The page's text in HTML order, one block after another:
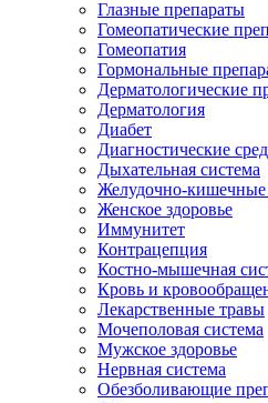
Глазные препараты
Гомеопатические
Гомеопатия
Гормональные
Дерматологические
Дерматология
Диабет
Диагностические
Дыхательная система
Желудочно-кишечные
Женское здоровье
Иммунитет
Контрацепция
Костно-мышечная
Кровь и
Лекарственные травы
Мочеполовая система
Мужское здоровье
Нервная система
Обезболивающие